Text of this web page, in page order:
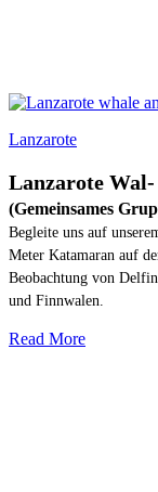
Lanzarote
Lanzarote
(Gemeinsames
Begleite uns auf
Meter Katamaran auf
Beobachtung von
und Finnwalen.
Read More